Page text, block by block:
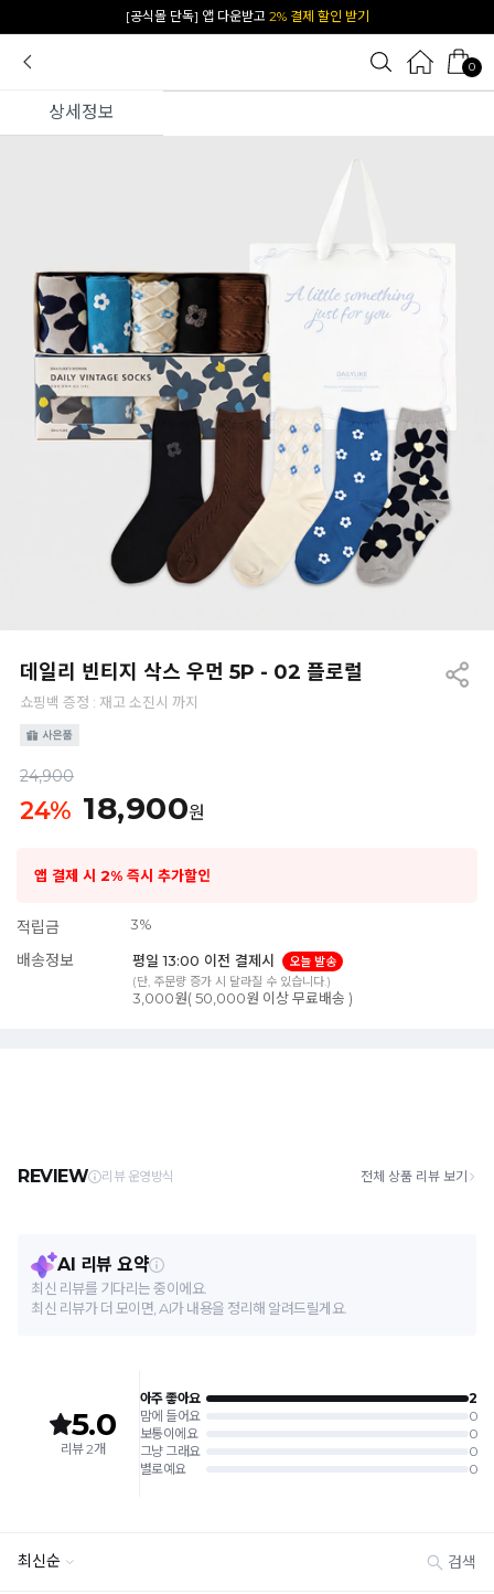
카카오 플친 추가하면1천원 즉시 할인 쿠폰
0
상세정보
데일리 빈티지 삭스 우먼 5P - 02 플로럴
쇼핑백 증정 : 재고 소진시 까지
24,900
24% 18,900원
앱 결제 시 2% 즉시 추가할인
적립금 3%
배송정보 평일 13:00 이전 결제시
오늘 발송
(단, 주문량 증가 시 달라질 수 있습니다.)
3,000원( 50,000원 이상 무료배송 )